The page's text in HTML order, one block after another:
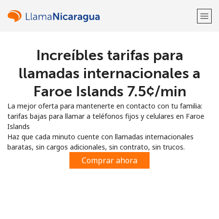
¡Bienvenido!
Regístrate con
o
Increíbles tarifas para
llamadas internacionales a
Faroe Islands ⁦7.5¢⁩/min
La mejor oferta para mantenerte en contacto con tu familia:
tarifas bajas para llamar a teléfonos fijos y celulares en Faroe
Islands
Haz que cada minuto cuente con llamadas internacionales
baratas, sin cargos adicionales, sin contrato, sin trucos.
Comprar ahora